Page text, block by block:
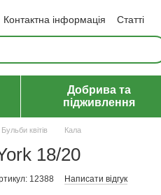
Контактна інформація
Статті
Договір публічної оферти
Добрива та
підживлення
квітів Кала
18/20
12388 Написати відгук